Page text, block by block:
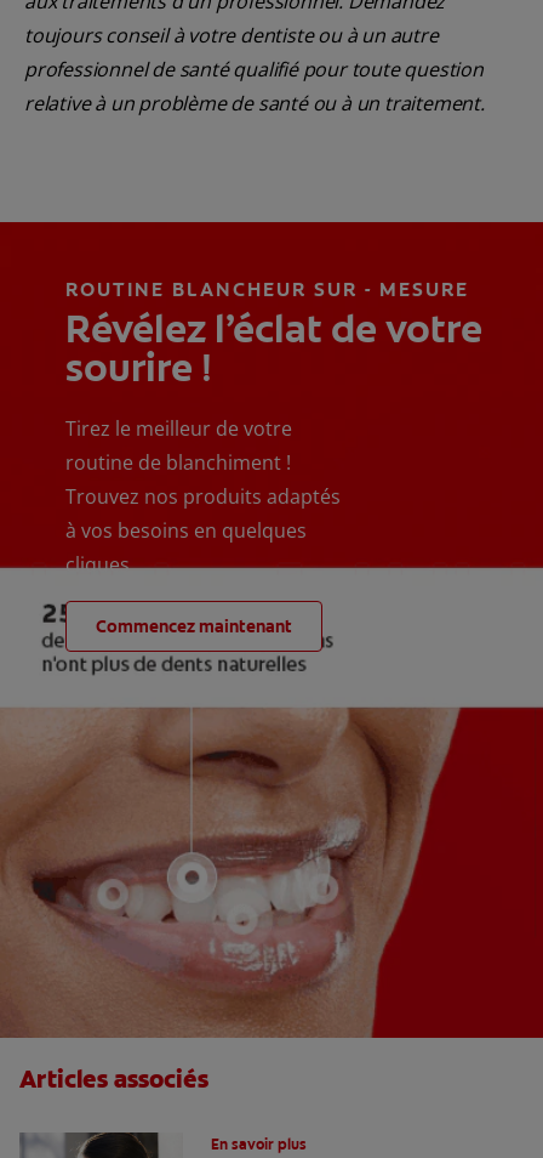
toujours conseil à votre dentiste ou à un autre
professionnel de santé qualifié pour toute question
relative à un problème de santé ou à un traitement.
ROUTINE BLANCHEUR SUR - MESURE
Révélez l’éclat de votre
sourire !
Tirez le meilleur de votre
routine de blanchiment !
Trouvez nos produits adaptés
à vos besoins en quelques
cliques
Commencez maintenant
Articles associés
En savoir plus